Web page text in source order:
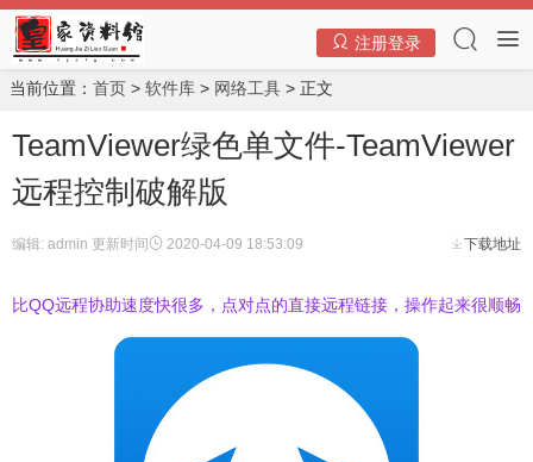
注册登录
当前位置： 首页 > 软件库 > 网络工具 > 正文
TeamViewer绿色单文件-TeamViewer
远程控制破解版
下载地址
编辑: admin 更新时间 2020-04-09 18:53:09
比QQ远程协助速度快很多，点对点的直接远程链接，操作起来很顺畅